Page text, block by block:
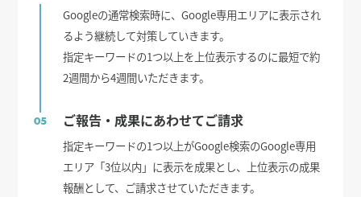
Googleの通常検索時に、Google専用エリアに表示され
るよう継続して対策していきます。
指定キーワードの1つ以上を上位表示するのに最短で約
2週間から4週間いただきます。
05 ご報告・成果にあわせてご請求
指定キーワードの1つ以上がGoogle検索のGoogle専用
エリア「3位以内」に表示を成果とし、上位表示の成果
報酬として、ご請求させていただきます。